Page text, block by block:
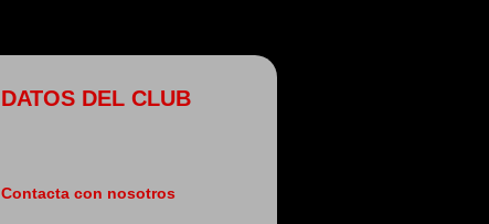
DATOS DEL CLUB
Contacta con nosotros